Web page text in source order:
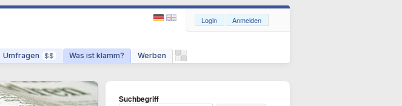
Umfragen $$ Was ist klamm? Werben
Login Anmelden
Suchbegriff